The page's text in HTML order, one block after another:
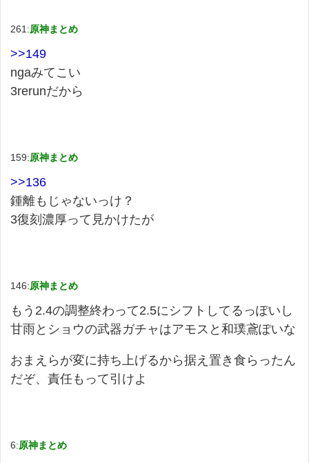
261:原神まとめ
>>149
ngaみてこい
3rerunだから
159:原神まとめ
>>136
鍾離もじゃないっけ？
3復刻濃厚って見かけたが
146:原神まとめ
もう2.4の調整終わって2.5にシフトしてるっぽいし
甘雨とショウの武器ガチャはアモスと和璞鳶ぽいな
おまえらが変に持ち上げるから据え置き食らったん
だぞ、責任もって引けよ
6:原神まとめ